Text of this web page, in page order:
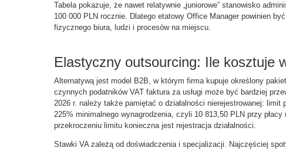
Tabela pokazuje, że nawet relatywnie „juniorowe” stanowisko
100 000 PLN rocznie. Dlatego etatowy Office Manager powinien
fizycznego biura, ludzi i procesów na miejscu.
Elastyczny outsourcing: Ile kosztuje
Alternatywą jest model B2B, w którym firma kupuje określony
czynnych podatników VAT faktura za usługi może być bardziej
2026 r. należy także pamiętać o działalności nierejestrowanej:
225% minimalnego wynagrodzenia, czyli 10 813,50 PLN przy
przekroczeniu limitu konieczna jest rejestracja działalności.
Stawki VA zależą od doświadczenia i specjalizacji. Najczęściej